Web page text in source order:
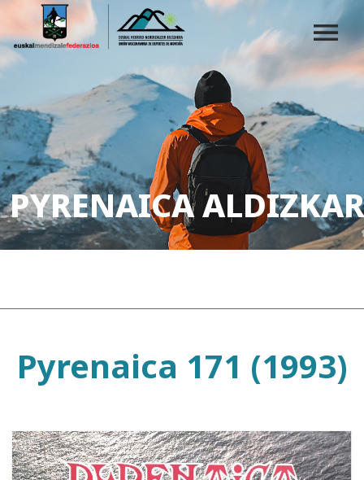
PYRENAICA
Pyrenaica 171 (1993)